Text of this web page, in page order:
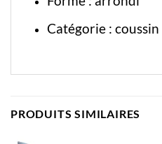
Catégorie :
PRODUITS SIMILAIRES